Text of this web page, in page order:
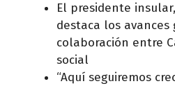
El presidente
destaca los avances
colaboración entre
social
“Aquí seguiremos